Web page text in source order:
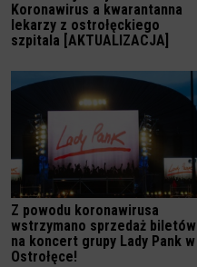
Koronawirus a kwarantanna
lekarzy z ostrołęckiego
szpitala [AKTUALIZACJA]
Z powodu koronawirusa
wstrzymano sprzedaż biletów
na koncert grupy Lady Pank w
Ostrołęce!